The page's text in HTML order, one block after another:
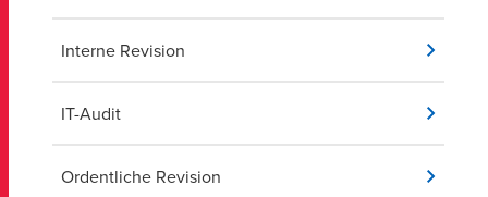
Interne Revision
IT-Audit
Ordentliche Revision